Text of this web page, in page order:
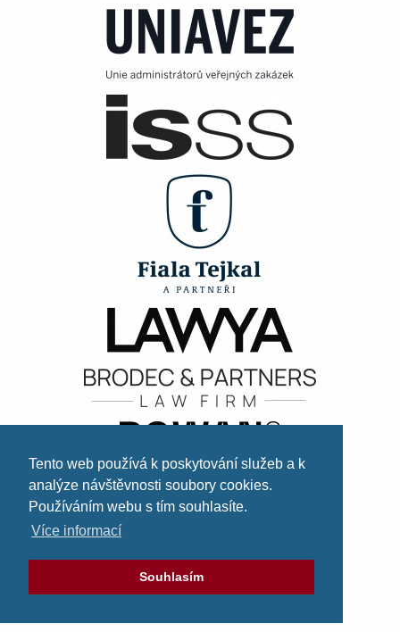
Tento web používá k poskytování služeb a k
analýze návštěvnosti soubory cookies.
Používáním webu s tím souhlasíte.
Více informací
Souhlasím